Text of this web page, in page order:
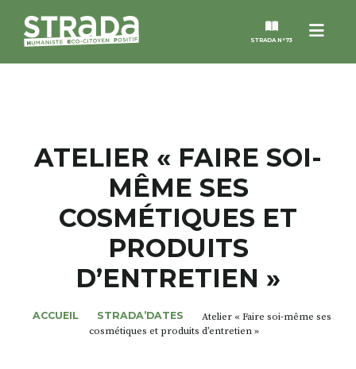
Menu
STRADA N°73
MAGAZINES
NOS THÈMES
STRADA’DATES
ALTER STRADA
ROSÉE DE MAI
ATELIER « FAIRE SOI-
MÊME SES
COSMÉTIQUES ET
PRODUITS
D’ENTRETIEN »
ACCUEIL STRADA’DATES
Atelier « Faire soi-même ses
cosmétiques et produits d’entretien »